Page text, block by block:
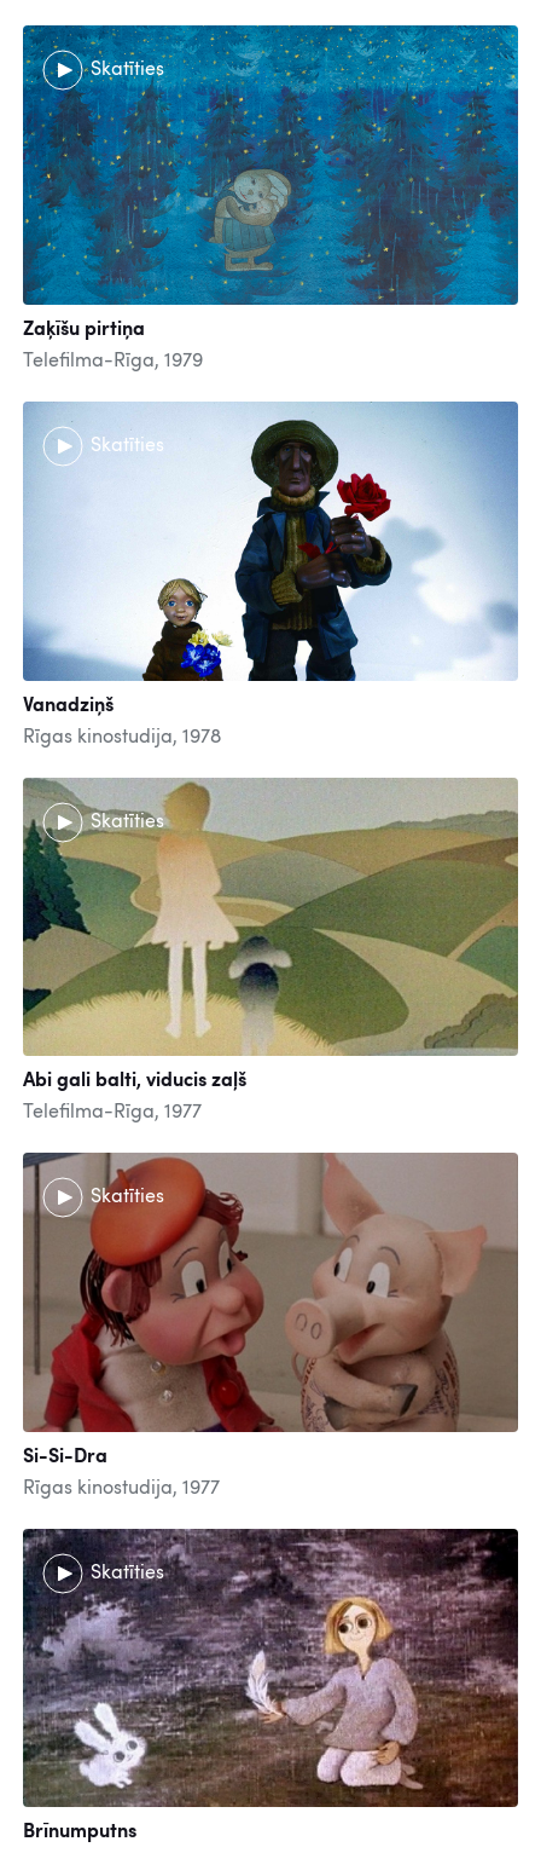
Skatīties
Zaķīšu pirtiņa
Telefilma-Rīga, 1979
Skatīties
Vanadziņš
Rīgas kinostudija, 1978
Skatīties
Abi gali balti, viducis zaļš
Telefilma-Rīga, 1977
Skatīties
Si-Si-Dra
Rīgas kinostudija, 1977
Skatīties
Brīnumputns